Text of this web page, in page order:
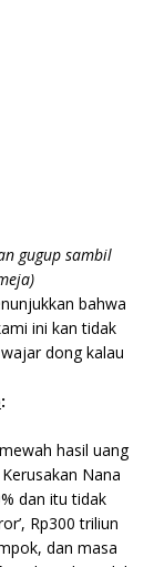
gugup sambil
bahwa
ini kan tidak
dong kalau
:
hasil uang
Nana
dan itu tidak
Rp300 triliun
dan masa